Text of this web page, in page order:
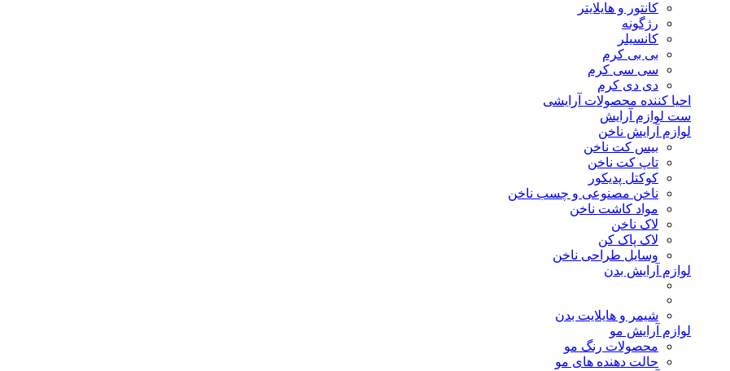
کانتور و هایلایتر
رژگونه
کانسیلر
بی بی کرم
سی سی کرم
دی دی کرم
احیا کننده محصولات آرایشی
ست لوازم آرایش
لوازم آرایش ناخن
بیس کت ناخن
تاپ کت ناخن
کوکتل پدیکور
ناخن مصنوعی و چسب ناخن
مواد کاشت ناخن
لاک ناخن
لاک پاک کن
وسایل طراحی ناخن
لوازم آرایش بدن
شیمر و هایلایت بدن
لوازم آرایش مو
محصولات رنگ مو
حالت دهنده های مو